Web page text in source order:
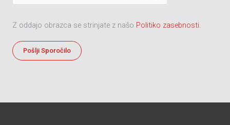
Z oddajo obrazca se strinjate z našo Politiko zasebnosti.